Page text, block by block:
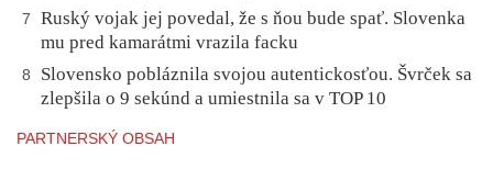
7
Ruský vojak jej povedal, že s ňou bude spať. Slovenka
mu pred kamarátmi vrazila facku
8
Slovensko pobláznila svojou autentickosťou. Švrček sa
zlepšila o 9 sekúnd a umiestnila sa v TOP 10
PARTNERSKÝ OBSAH